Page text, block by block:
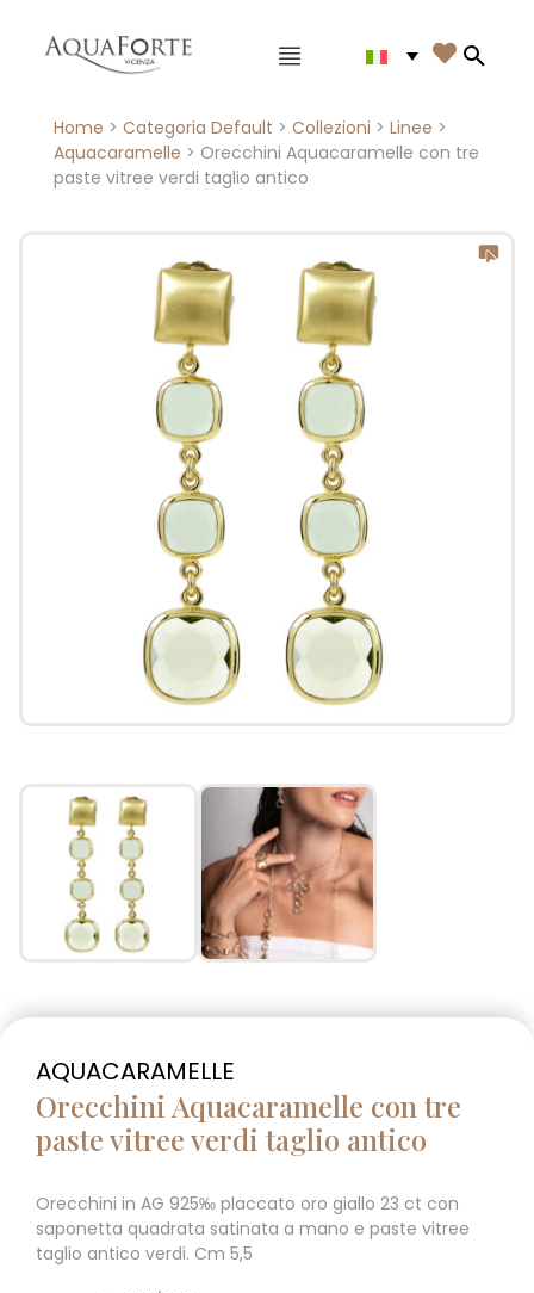
Menù principale 
Home > Categoria Default > Collezioni > Linee >
Aquacaramelle > Orecchini Aquacaramelle con tre
paste vitree verdi taglio antico
AQUACARAMELLE
Orecchini Aquacaramelle con tre
paste vitree verdi taglio antico
Orecchini in AG 925‰ placcato oro giallo 23 ct con
saponetta quadrata satinata a mano e paste vitree
taglio antico verdi. Cm 5,5